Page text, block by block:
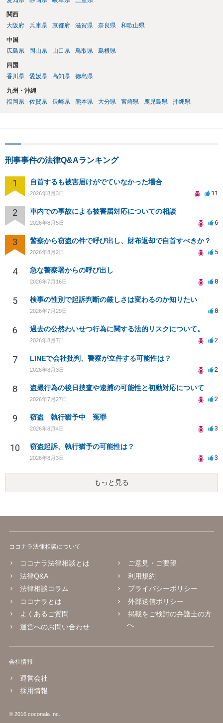
関西
大阪府
兵庫県 京都府 滋賀県 奈良県 和歌山県
中国
広島県
岡山県 山口県 鳥取県 島根県
四国
香川県
愛媛県 高知県 徳島県
九州・沖縄
福岡県
佐賀県 長崎県 熊本県 大分県 宮崎県 鹿児島県 沖縄県
刑事事件の法律Q&Aランキング
1 自首するも被害届けがでていなかった場合
2026年8月3日 11
2 車内での事故による被害届対応についての相談
2026年8月5日 6
3 警察から窃盗の件で呼び出し、財布返却で自首すべきか？
2026年8月2日 5
4 急な警察署からの呼び出し
2026年7月16日 8
5 検事の性別で起訴判断の厳しさは変わるのか知りたい
2026年7月29日 8
6 過去の公然わいせつ行為に関する法的リスクについて。
2026年8月7日 2
7 LINEで会社批判、警察が立件する可能性は？
2026年8月3日 2
8 盗撮行為の後日捜査や逮捕の可能性と初動対応について
2026年7月27日 2
9 窃盗 執行猶予中 冤罪
2026年8月4日 3
10 窃盗起訴、執行猶予の可能性は？
2026年8月3日 3
もっと見る
ココナラ法律相談について
ココナラ法律相談とは
法律Q&A
法律相談コラム
ココナラとは
よくあるご質問
運営へのお問い合わせ
ご意見・ご要望
利用規約
プライバシーポリシー
外部送信ポリシー
掲載をご検討の弁護士の方
へ
会社情報
運営会社
採用情報
© 2016 coconala Inc.